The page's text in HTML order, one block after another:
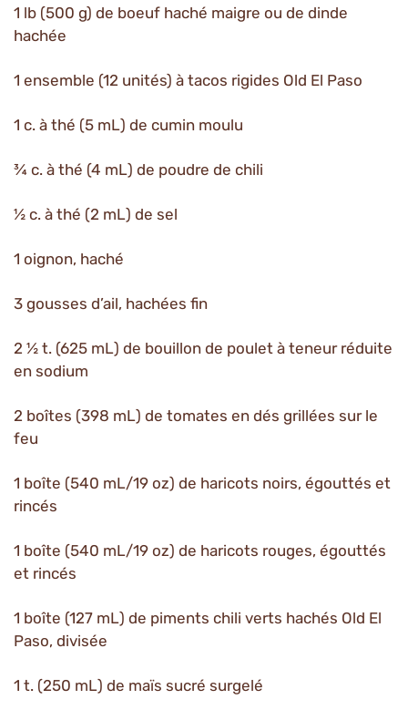
1 lb (500 g) de boeuf haché maigre ou de dinde
hachée
1 ensemble (12 unités) à tacos rigides Old El Paso
1 c. à thé (5 mL) de cumin moulu
¾ c. à thé (4 mL) de poudre de chili
½ c. à thé (2 mL) de sel
1 oignon, haché
3 gousses d’ail, hachées fin
2 ½ t. (625 mL) de bouillon de poulet à teneur réduite
en sodium
2 boîtes (398 mL) de tomates en dés grillées sur le
feu
1 boîte (540 mL/19 oz) de haricots noirs, égouttés et
rincés
1 boîte (540 mL/19 oz) de haricots rouges, égouttés
et rincés
1 boîte (127 mL) de piments chili verts hachés Old El
Paso, divisée
1 t. (250 mL) de maïs sucré surgelé